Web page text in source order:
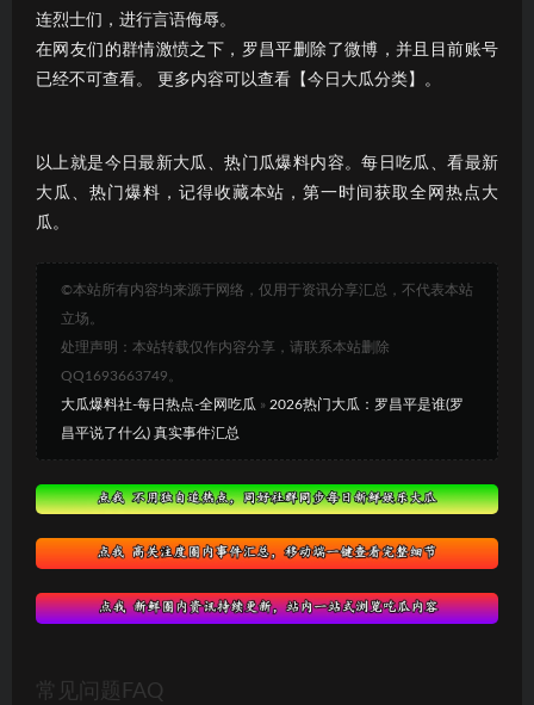
连烈士们，进行言语侮辱。
在网友们的群情激愤之下，罗昌平删除了微博，并且目前账号
已经不可查看。 更多内容可以查看【今日大瓜分类】。
以上就是今日最新大瓜、热门瓜爆料内容。每日吃瓜、看最新
大瓜、热门爆料，记得收藏本站，第一时间获取全网热点大
瓜。
©本站所有内容均来源于网络，仅用于资讯分享汇总，不代表本站
立场。
处理声明：本站转载仅作内容分享，请联系本站删除
QQ1693663749。
大瓜爆料社-每日热点-全网吃瓜 » 2026热门大瓜：罗昌平是谁(罗
昌平说了什么) 真实事件汇总
常见问题FAQ